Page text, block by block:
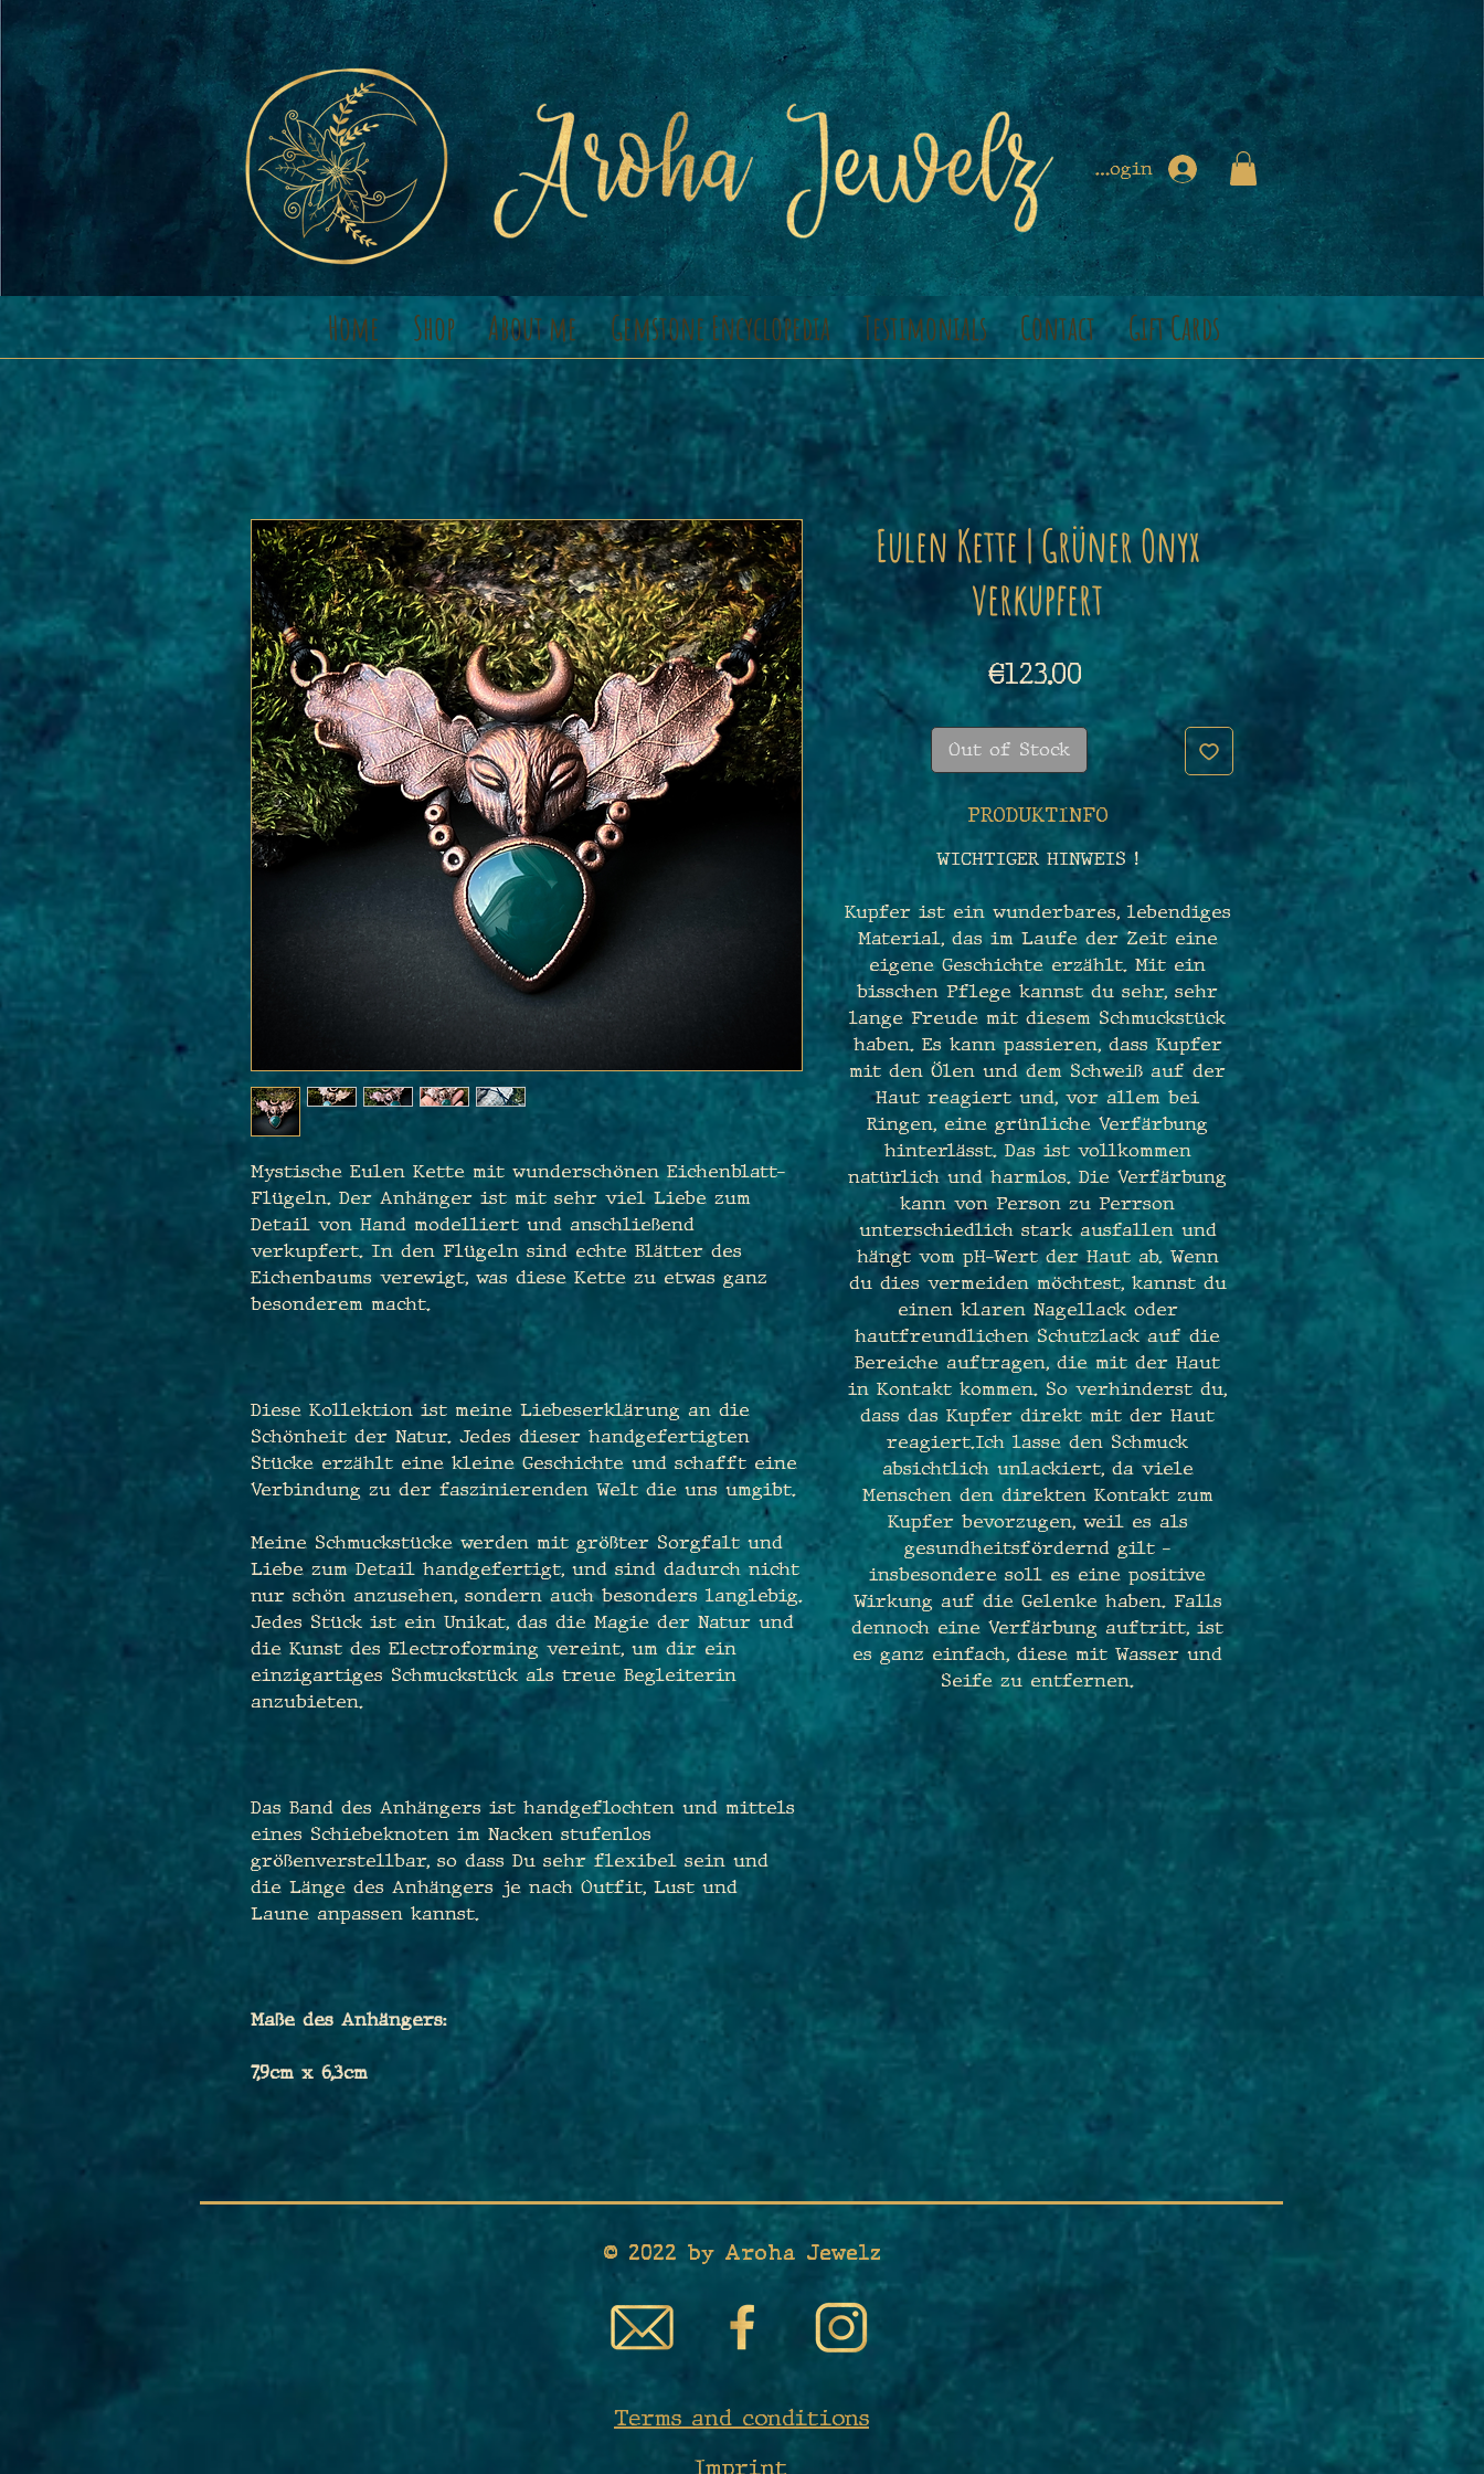
Login
Home Shop About me Gemstone Encyclopedia Testimonials Contact Gift Cards
Mystische Eulen Kette mit wunderschönen Eichenblatt-
Flügeln. Der Anhänger ist mit sehr viel Liebe zum
Detail von Hand modelliert und anschließend
verkupfert. In den Flügeln sind echte Blätter des
Eichenbaums verewigt, was diese Kette zu etwas ganz
besonderem macht.
Diese Kollektion ist meine Liebeserklärung an die
Schönheit der Natur. Jedes dieser handgefertigten
Stücke erzählt eine kleine Geschichte und schafft eine
Verbindung zu der faszinierenden Welt die uns umgibt.
Meine Schmuckstücke werden mit größter Sorgfalt und
Liebe zum Detail handgefertigt, und sind dadurch nicht
nur schön anzusehen, sondern auch besonders langlebig.
Jedes Stück ist ein Unikat, das die Magie der Natur und
die Kunst des Electroforming vereint, um dir ein
einzigartiges Schmuckstück als treue Begleiterin
anzubieten.
Das Band des Anhängers ist handgeflochten und mittels
eines Schiebeknoten im Nacken stufenlos
größenverstellbar, so dass Du sehr flexibel sein und
die Länge des Anhängers je nach Outfit, Lust und
Laune anpassen kannst.
Maße des Anhängers:
7,9cm x 6,3cm
Eulen Kette | Grüner Onyx
verkupfert
€123.00Price
Out of Stock
PRODUKTINFO
WICHTIGER HINWEIS !
Kupfer ist ein wunderbares, lebendiges
Material, das im Laufe der Zeit eine
eigene Geschichte erzählt. Mit ein
bisschen Pflege kannst du sehr, sehr
lange Freude mit diesem Schmuckstück
haben. Es kann passieren, dass Kupfer
mit den Ölen und dem Schweiß auf der
Haut reagiert und, vor allem bei
Ringen, eine grünliche Verfärbung
hinterlässt. Das ist vollkommen
natürlich und harmlos. Die Verfärbung
kann von Person zu Perrson
unterschiedlich stark ausfallen und
hängt vom pH-Wert der Haut ab. Wenn
du dies vermeiden möchtest, kannst du
einen klaren Nagellack oder
hautfreundlichen Schutzlack auf die
Bereiche auftragen, die mit der Haut
in Kontakt kommen. So verhinderst du,
dass das Kupfer direkt mit der Haut
reagiert.Ich lasse den Schmuck
absichtlich unlackiert, da viele
Menschen den direkten Kontakt zum
Kupfer bevorzugen, weil es als
gesundheitsfördernd gilt –
insbesondere soll es eine positive
Wirkung auf die Gelenke haben. Falls
dennoch eine Verfärbung auftritt, ist
es ganz einfach, diese mit Wasser und
Seife zu entfernen.
© 2022 by Aroha Jewelz
Terms and conditions
Imprint